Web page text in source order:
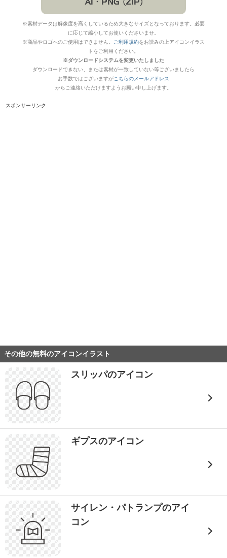
※素材データは解像度を高くしているため大きなサイズとなっております。必要
に応じて縮小してお使いくださいませ。
※商品やロゴへのご使用はできません。
ご利用規約をお読みの上アイコンイラス
トをご利用ください。
※ダウンロードシステムを変更いたしました
ダウンロードできない、または素材が一致していない等ございましたら
お手数ではございますがこちらのメールアドレス
からご連絡いただけますようお願い申し上げます。
スポンサーリンク
その他の無料のアイコンイラスト
スリッパのアイコン
ギプスのアイコン
サイレン・パトランプのアイ
コン